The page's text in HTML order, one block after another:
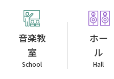
音楽教
室
School
ホー
ル
Hall